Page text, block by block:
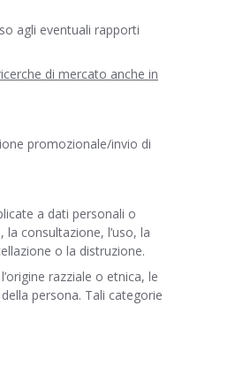
agli eventuali rapporti
di mercato anche in
promozionale/invio di
a dati personali o
consultazione, l’uso, la
o la distruzione.
razziale o etnica, le
persona. Tali categorie